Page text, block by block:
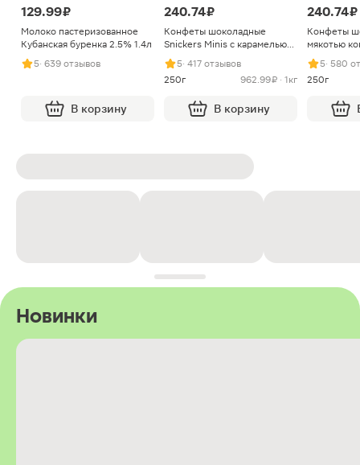
129.99 ₽
Молоко пастеризованное
Кубанская буренка 2.5% 1.4л
5· 639 отзывов
В корзину
240.74 ₽
Конфеты шоколадные
Snickers Minis с карамелью
арахисом и нугой
5· 417 отзывов
250г
962.99 ₽ · 1кг
В корзину
240.74 ₽
Конфеты
мякотью
5· 580
250г
Новинки